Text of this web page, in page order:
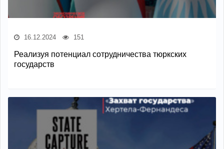
16.12.2024 151
Реализуя потенциал сотрудничества тюркских
государств